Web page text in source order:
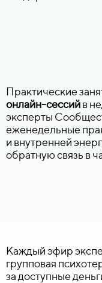
Практические
онлайн-сессийв
эксперты
еженедельные
и внутренней
обратную связь в
Каждый эфир
групповая
за доступные